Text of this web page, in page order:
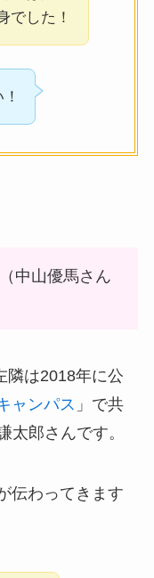
でした！
（中山優馬さん
隣は2018年に公
ャンパス 」で共
太郎さんです。
伝わってきます